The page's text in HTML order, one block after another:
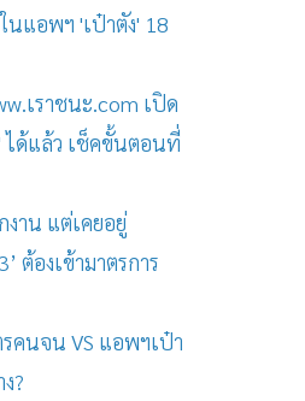
นแอพฯ 'เป๋าตัง' 18
เราชนะ.com เปิด
ด้แล้ว เช็คขั้นตอนที่
งาน แต่เคยอยู่
ต้องเข้ามาตรการ
คนจน VS แอพฯเป๋า
?